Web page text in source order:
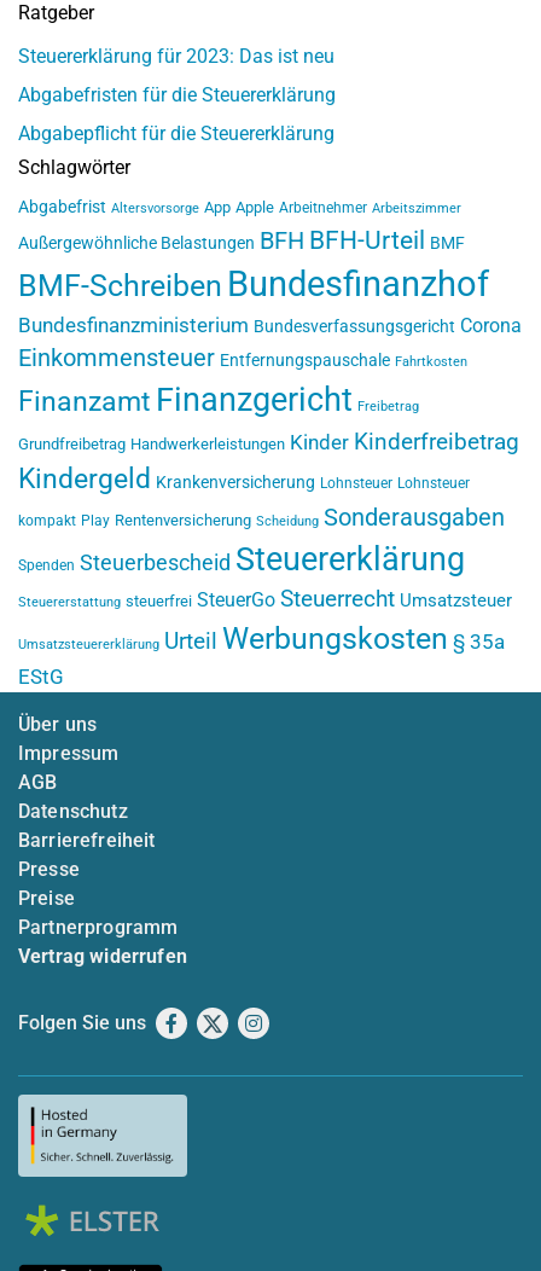
Ratgeber
Steuererklärung für 2023: Das ist neu
Abgabefristen für die Steuererklärung
Abgabepflicht für die Steuererklärung
Schlagwörter
Abgabefrist Altersvorsorge App Apple Arbeitnehmer Arbeitszimmer
Außergewöhnliche Belastungen BFH BFH-Urteil BMF
BMF-Schreiben Bundesfinanzhof
Bundesfinanzministerium Bundesverfassungsgericht Corona
Einkommensteuer Entfernungspauschale Fahrtkosten
Finanzamt Finanzgericht Freibetrag
Grundfreibetrag Handwerkerleistungen Kinder Kinderfreibetrag
Kindergeld Krankenversicherung Lohnsteuer Lohnsteuer
kompakt Play Rentenversicherung Scheidung Sonderausgaben
Spenden Steuerbescheid Steuererklärung
Steuererstattung steuerfrei SteuerGo Steuerrecht Umsatzsteuer
Umsatzsteuererklärung Urteil Werbungskosten § 35a
EStG
Über uns
Impressum
AGB
Datenschutz
Barrierefreiheit
Presse
Preise
Partnerprogramm
Vertrag widerrufen
Folgen Sie uns Facebook
X Instagram